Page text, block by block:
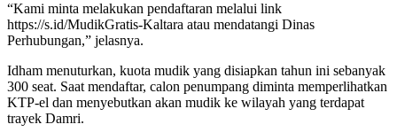
“Kami minta melakukan pendaftaran melalui link
https://s.id/MudikGratis-Kaltara atau mendatangi Dinas
Perhubungan,” jelasnya.
Idham menuturkan, kuota mudik yang disiapkan tahun ini sebanyak
300 seat. Saat mendaftar, calon penumpang diminta memperlihatkan
KTP-el dan menyebutkan akan mudik ke wilayah yang terdapat
trayek Damri.